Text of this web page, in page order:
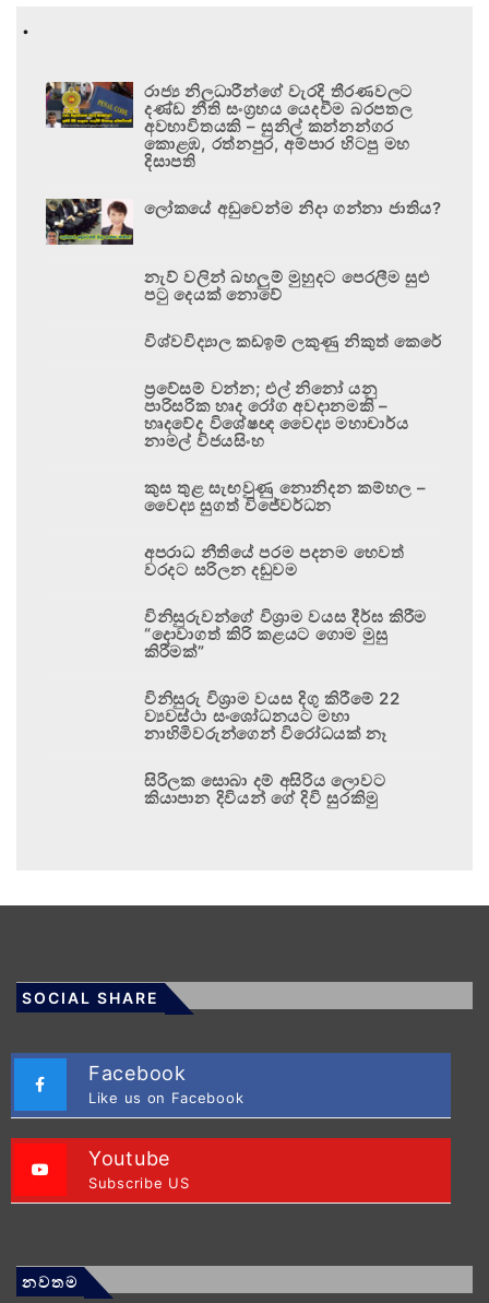
.
රාජ්‍ය නිලධාරීන්ගේ වැරදි තීරණවලට
දණ්ඩ නීති සංග්‍රහය යෙදවීම බරපතල
අවභාවිතයකි – සුනිල් කන්නන්ගර
කොළඹ, රත්නපුර, අම්පාර හිටපු මහ
දිසාපති
ලෝකයේ අඩුවෙන්ම නිදා ගන්නා ජාතිය?
නැව් වලින් බහලුම් මුහුදට පෙරලීම සුළු
පටු දෙයක් නොවේ
විශ්වවිද්‍යාල කඩඉම් ලකුණු නිකුත් කෙරේ
ප්‍රවේසම් වන්න; එල් නිනෝ යනු
පාරිසරික හෘද රෝග අවදානමකි –
හෘදවේද විශේෂඥ වෛද්‍ය මහාචාර්ය
නාමල් විජයසිංහ
කුස තුළ සැඟවුණු නොනිදන කම්හල –
වෛද්‍ය සුගත් විජේවර්ධන
අපරාධ නීතියේ පරම පදනම හෙවත්
වරදට සරිලන දඬුවම
විනිසුරුවන්ගේ විශ්‍රාම වයස දීර්ඝ කිරීම
“දොවාගත් කිරි කළයට ගොම මුසු
කිරීමක්”
විනිසුරු විශ්‍රාම වයස දිගු කිරීමේ 22
ව්‍යවස්ථා සංශෝධනයට මහා
නාහිමිවරුන්ගෙන් විරෝධයක් නෑ
සිරිලක සොබා දම් අසිරිය ලොවට
කියාපාන දිවියන් ගේ දිවි සුරකිමු
SOCIAL SHARE
Facebook
Like us on Facebook
Youtube
Subscribe US
නවතම